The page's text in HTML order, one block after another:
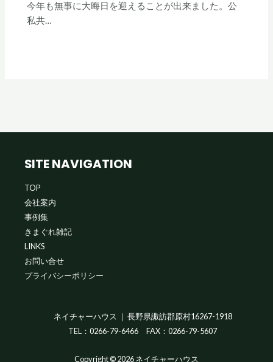
今年も無事に大晦日を迎えることが出来ました。公
私共…
SITE NAVIGATION
TOP
会社案内
事例集
きまぐれ雑記
LINKS
お問い合せ
プライバシーポリシー
ネイチャーハウス ｜ 長野県諏訪郡原村16267-1918
TEL： 0266-79-6466 FAX：0266-79-5607
Copyright © 2026 ネイチャーハウス